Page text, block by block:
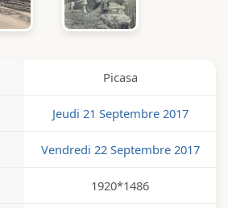
Picasa
Jeudi 21 Septembre 2017
Vendredi 22 Septembre 2017
1920*1486